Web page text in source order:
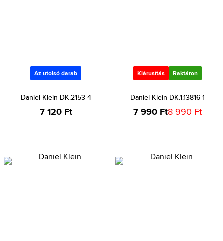
Az utolsó darab
Daniel Klein DK.2153-4
7 120 Ft
Kiárusítás Raktáron
Daniel Klein DK.1.13816-1
7 990 Ft8 990 Ft